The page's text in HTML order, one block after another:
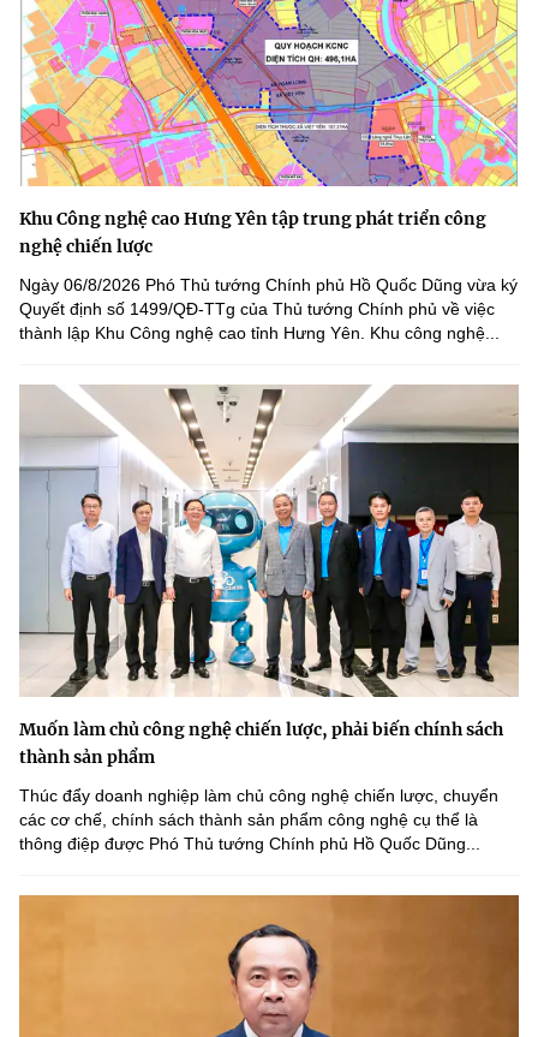
Khu Công nghệ cao Hưng Yên tập trung phát triển công
nghệ chiến lược
Ngày 06/8/2026 Phó Thủ tướng Chính phủ Hồ Quốc Dũng vừa ký
Quyết định số 1499/QĐ-TTg của Thủ tướng Chính phủ về việc
thành lập Khu Công nghệ cao tỉnh Hưng Yên. Khu công nghệ...
Muốn làm chủ công nghệ chiến lược, phải biến chính sách
thành sản phẩm
Thúc đẩy doanh nghiệp làm chủ công nghệ chiến lược, chuyển
các cơ chế, chính sách thành sản phẩm công nghệ cụ thể là
thông điệp được Phó Thủ tướng Chính phủ Hồ Quốc Dũng...